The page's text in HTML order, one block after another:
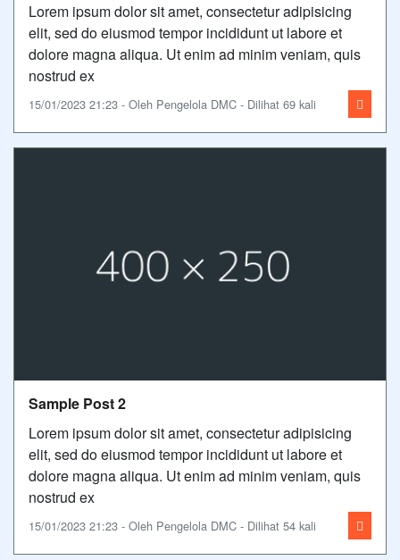
Lorem ipsum dolor sit amet, consectetur adipisicing
elit, sed do eiusmod tempor incididunt ut labore et
dolore magna aliqua. Ut enim ad minim veniam, quis
nostrud ex
15/01/2023 21:23 - Oleh Pengelola DMC - Dilihat 69 kali
Sample Post 2
Lorem ipsum dolor sit amet, consectetur adipisicing
elit, sed do eiusmod tempor incididunt ut labore et
dolore magna aliqua. Ut enim ad minim veniam, quis
nostrud ex
15/01/2023 21:23 - Oleh Pengelola DMC - Dilihat 54 kali